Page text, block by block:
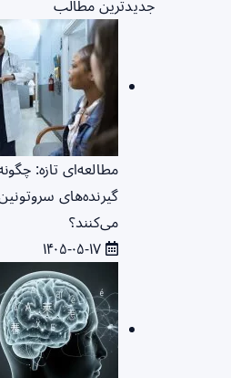
جدیدترین مطالب
مطالعه‌ای تازه:
گیرنده‌های
می‌کنند؟